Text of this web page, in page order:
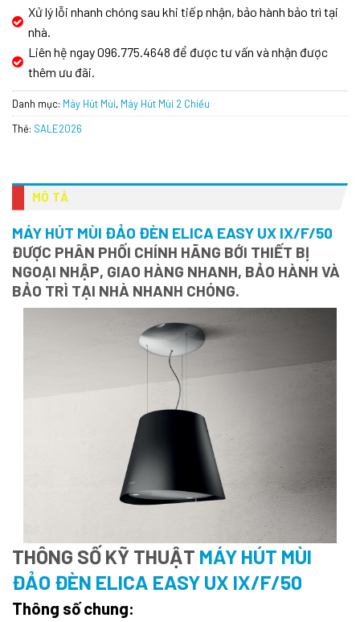
Xử lý lỗi nhanh chóng sau khi tiếp nhận, bảo hành bảo trì tại
nhà.
Liên hệ ngay 096.775.4648 để được tư vấn và nhận được
thêm ưu đãi.
Danh mục: Máy Hút Mùi, Máy Hút Mùi 2 Chiều
Thẻ: SALE2026
MÔ TẢ
MÁY HÚT MÙI ĐẢO ĐÈN ELICA EASY UX IX/F/50
ĐƯỢC PHÂN PHỐI CHÍNH HÃNG BỚI THIẾT BỊ
NGOẠI NHẬP, GIAO HÀNG NHANH, BẢO HÀNH VÀ
BẢO TRÌ TẠI NHÀ NHANH CHÓNG.
THÔNG SỐ KỸ THUẬT MÁY HÚT MÙI
ĐẢO ĐÈN ELICA EASY UX IX/F/50
Thông số chung: